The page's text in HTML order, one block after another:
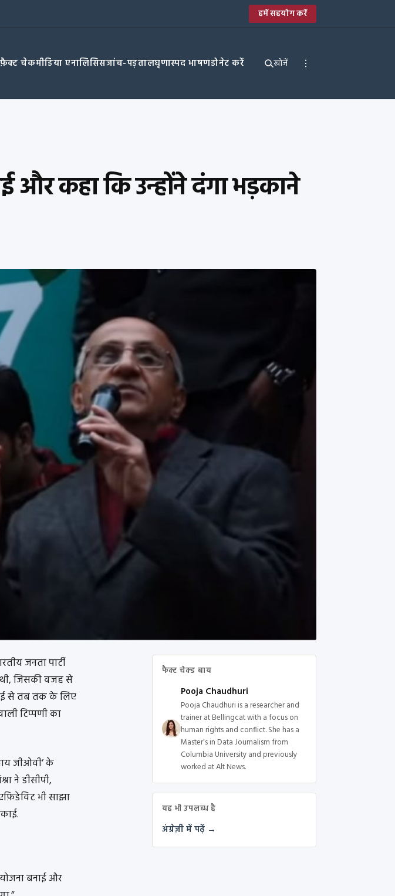
हमें सहयोग करें
फ़ैक्ट चेकमीडिया एनालिसिसजांच-पड़तालघृणास्पद भाषणडोनेट करें खोजें
और कहा कि उन्होंने दंगा भड़काने
जनता पार्टी
जिसकी वजह से
से तब तक के लिए
टिप्पणी का
जीओवी’ के
ने डीसीपी,
भी साझा
बनाई और
फैक्ट चेक्ड बाय
Pooja Chaudhuri
Pooja Chaudhuri is a researcher and
trainer at Bellingcat with a focus on
human rights and conflict. She has a
Master's in Data Journalism from
Columbia University and previously
worked at Alt News.
यह भी उपलब्ध है
अंग्रेज़ी में पढ़ें →